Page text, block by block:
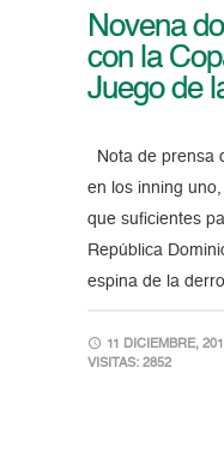
Novena
con la
Juego de
Nota de prensa
en los inning
que suficientes
República
espina de la
11 DICIEMBRE,
VISITAS: 2852